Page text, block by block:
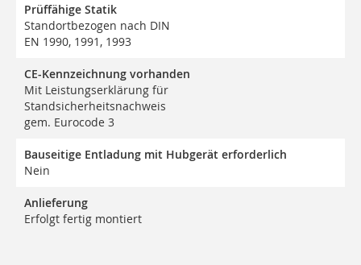
Prüffähige Statik
Standortbezogen nach DIN
EN 1990, 1991, 1993
CE-Kennzeichnung vorhanden
Mit Leistungserklärung für
Standsicherheitsnachweis
gem. Eurocode 3
Bauseitige Entladung mit Hubgerät erforderlich
Nein
Anlieferung
Erfolgt fertig montiert